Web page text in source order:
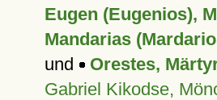
Eugen (Eugenios),
Mandarias
und
Orestes,
Gabriel Kikodse,